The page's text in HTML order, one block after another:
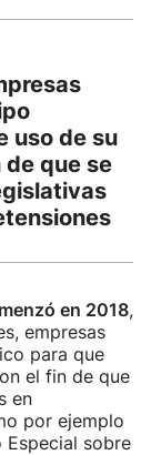
uso de su
que se
en 2018,
empresas
para que
el fin de que
en
por ejemplo
Especial sobre